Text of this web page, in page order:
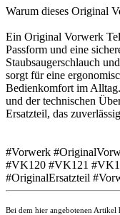
Warum dieses Original
Ein Original Vorwerk
Passform und eine
Staubsaugerschlauch
sorgt für eine
Bedienkomfort im
und der technischen
Ersatzteil, das
#Vorwerk
#VK120 #VK121
#OriginalErsatzteil
Bei dem hier angebotenen Artikel